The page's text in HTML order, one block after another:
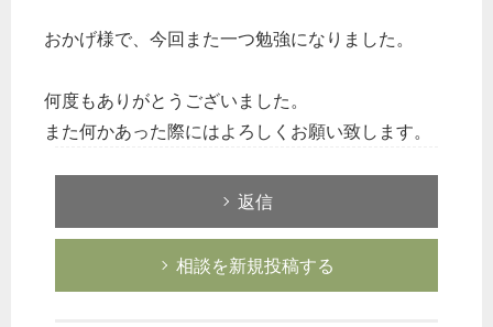
おかげ様で、今回また一つ勉強になりました。
何度もありがとうございました。
また何かあった際にはよろしくお願い致します。
返信
相談を新規投稿する